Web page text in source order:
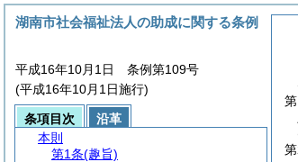
湖南市社会福祉法人の助成に関する条例
平成16年10月1日 条例第109号
(平成16年10月1日施行)
条項目次
沿革
本則
第1条(趣旨)